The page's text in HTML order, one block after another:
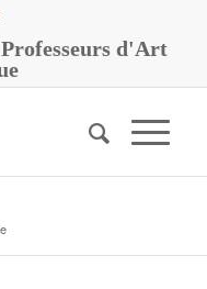
Professeurs d'Art